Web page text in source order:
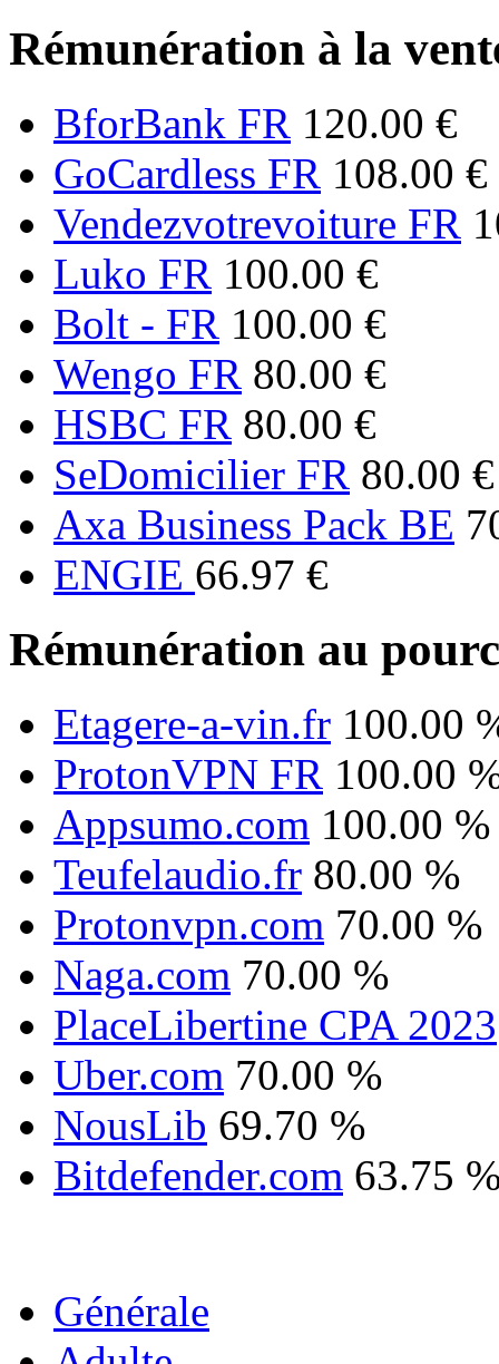
Rémunération à la
BforBank FR 120.00 €
GoCardless FR 108.00 €
Vendezvotrevoiture FR
Luko FR 100.00 €
Bolt - FR 100.00 €
Wengo FR 80.00 €
HSBC FR 80.00 €
SeDomicilier FR 80.00 €
Axa Business Pack BE
ENGIE 66.97 €
Rémunération au
Etagere-a-vin.fr 100.00
ProtonVPN FR 100.00
Appsumo.com 100.00 %
Teufelaudio.fr 80.00 %
Protonvpn.com 70.00 %
Naga.com 70.00 %
PlaceLibertine CPA 2023
Uber.com 70.00 %
NousLib 69.70 %
Bitdefender.com 63.75
Générale